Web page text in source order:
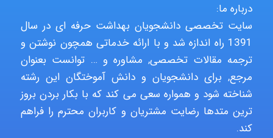
aghajari vahid
Poubakhtiari
درباره ما:
سایت تخصصی دانشجویان بهداشت حرفه ای در سال
1391 راه اندازه شد و با ارائه خدماتی همچون نوشتن و
ترجمه مقالات تخصصی, مشاوره و … توانست بعنوان
مرجع, برای دانشجویان و دانش آموختگان این رشته
شناخته شود و همواره سعی می کند که با بکار بردن بروز
ترین متدها رضایت مشتریان و کاربران محترم را فراهم
کند.